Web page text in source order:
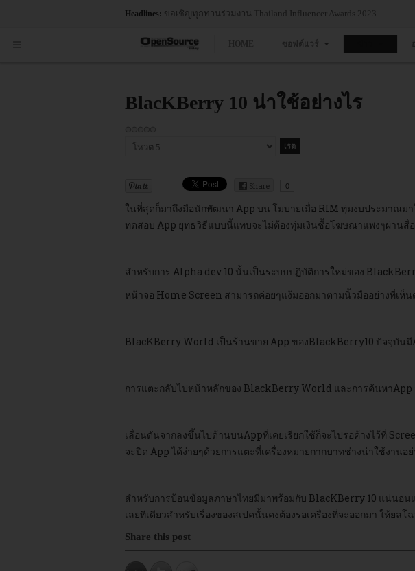
Headlines: ขอเชิญทุกท่านร่วมงาน Thailand Influencer Awards 2023...
HOME ซอฟต์แวร์
BlacKBerry 10 น่าใช้อย่างไร
กรุณา
Share
0
ในที่สุดก็มาถึงมือนักพัฒนา App บน โมบายเมื่อ RIM ทุ่มงบประมาณม
ทดสอบ App ยุทธวิธีแบบนี้แทบจะไม่ต้องทุ่มเงินซื้อโฆษณาแพงๆผ่าน
สำหรับการ Alpha dev 10 นั้นเป็นระบบปฏิบัติการใหม่ของ
หน้าจอ Home Screen สามารถค่อยๆแง้มออกมาตามนิ้วมืออย่างที่เห็น
BlacKBerry World เป็นร้านขาย App ของBlackBerry10 ปัจจุบันมี
การแตะกลับไปหน้าหลักของ BlackBerry World และการค้นหาApp
เลื่อนดันจากลงขึ้นไปด้านบนAppที่เคยเรียกใช้ก็จะไปรอค้างไว้ที่
จะปิด App ได้ง่ายๆด้วยการแตะที่เครื่องหมายกากบาทช่างน่าใช้งานอย่
สำหรับการป้อนข้อมูลภาษาไทยมีมาพร้อมกับ BlacKBerry 10 แน่นอน
เลยทีเดียวสำหรับเรื่องของสเปคนั้นคงต้องรอเครื่องที่จะออกมา ให้ย
Share this post